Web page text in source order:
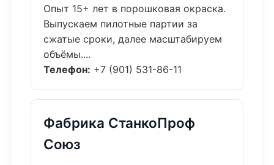
Опыт 15+ лет в порошковая окраска.
Выпускаем пилотные партии за
сжатые сроки, далее масштабируем
объёмы....
Телефон: +7 (901) 531-86-11
Фабрика СтанкоПроф
Союз